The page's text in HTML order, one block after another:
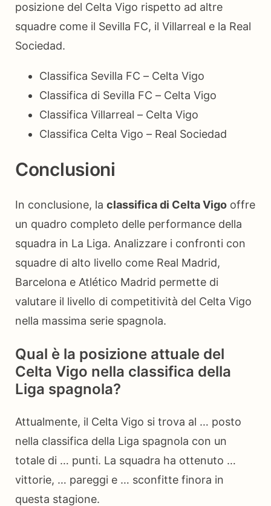
posizione del Celta Vigo rispetto ad altre
squadre come il Sevilla FC, il Villarreal e la Real
Sociedad.
Classifica Sevilla FC – Celta Vigo
Classifica di Sevilla FC – Celta Vigo
Classifica Villarreal – Celta Vigo
Classifica Celta Vigo – Real Sociedad
Conclusioni
In conclusione, la classifica di Celta Vigo offre
un quadro completo delle performance della
squadra in La Liga. Analizzare i confronti con
squadre di alto livello come Real Madrid,
Barcelona e Atlético Madrid permette di
valutare il livello di competitività del Celta Vigo
nella massima serie spagnola.
Qual è la posizione attuale del
Celta Vigo nella classifica della
Liga spagnola?
Attualmente, il Celta Vigo si trova al … posto
nella classifica della Liga spagnola con un
totale di … punti. La squadra ha ottenuto …
vittorie, … pareggi e … sconfitte finora in
questa stagione.